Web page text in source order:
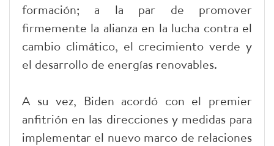
formación; a la par de promover
firmemente la alianza en la lucha contra el
cambio climático, el crecimiento verde y
el desarrollo de energías renovables.
A su vez, Biden acordó con el premier
anfitrión en las direcciones y medidas para
implementar el nuevo marco de relaciones